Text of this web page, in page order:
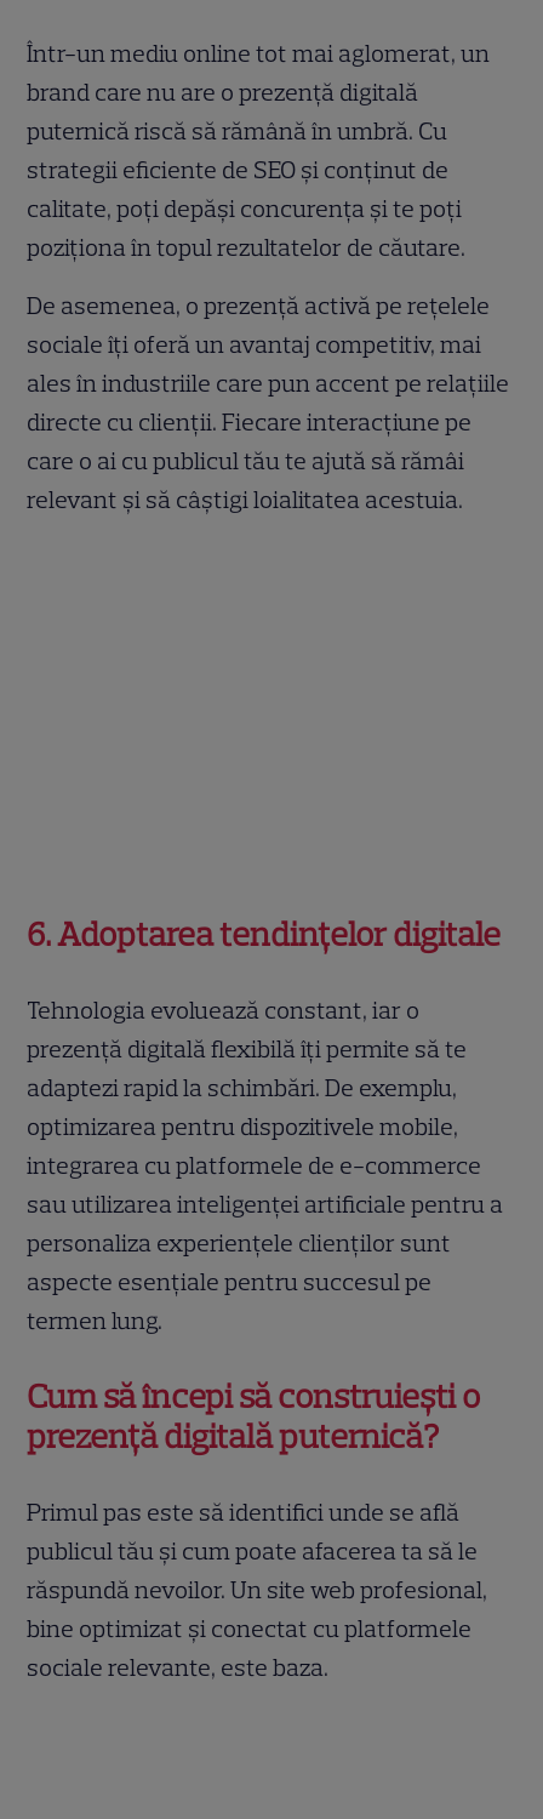
Într-un mediu online tot mai aglomerat, un
brand care nu are o prezență digitală
puternică riscă să rămână în umbră. Cu
strategii eficiente de SEO și conținut de
calitate, poți depăși concurența și te poți
poziționa în topul rezultatelor de căutare.
De asemenea, o prezență activă pe rețelele
sociale îți oferă un avantaj competitiv, mai
ales în industriile care pun accent pe relațiile
directe cu clienții. Fiecare interacțiune pe
care o ai cu publicul tău te ajută să rămâi
relevant și să câștigi loialitatea acestuia.
6. Adoptarea tendințelor digitale
Tehnologia evoluează constant, iar o
prezență digitală flexibilă îți permite să te
adaptezi rapid la schimbări. De exemplu,
optimizarea pentru dispozitivele mobile,
integrarea cu platformele de e-commerce
sau utilizarea inteligenței artificiale pentru a
personaliza experiențele clienților sunt
aspecte esențiale pentru succesul pe
termen lung.
Cum să începi să construiești o
prezență digitală puternică?
Primul pas este să identifici unde se află
publicul tău și cum poate afacerea ta să le
răspundă nevoilor. Un site web profesional,
bine optimizat și conectat cu platformele
sociale relevante, este baza.